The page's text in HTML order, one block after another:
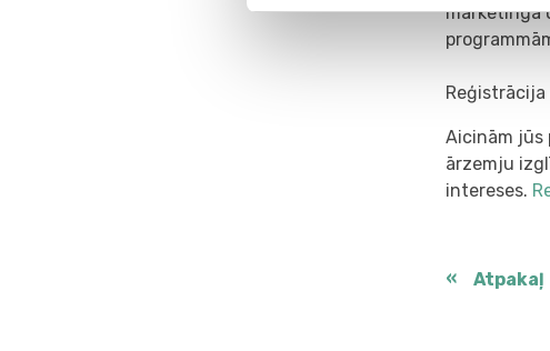
mārketinga
Aicinām jūs
ārzemju
intereses.
Atpakaļ